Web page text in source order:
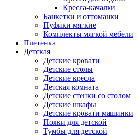
Кресла-качалки
Банкетки и оттоманки
Пуфики мягкие
Комплекты мягкой мебели
Плетенка
Детская
Детские кровати
Детские столы
Детские кресла
Детская комната
Детские стенки со столом
Детские шкафы
Детские кровати машинки
Полки для детской
Тумбы для детской